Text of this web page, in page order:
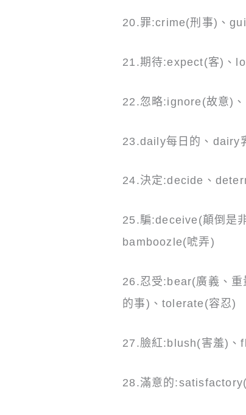
20.罪:crime(刑事)、
21.期待:expect(客)、
22.忽略:ignore(故意)
23.daily每日的、dairy
24.決定:decide、
25.騙:deceive(顛倒是
bamboozle(唬弄)
26.忍受:bear(廣義、
的事)、tolerate(容忍)
27.臉紅:blush(害羞)、
28.滿意的